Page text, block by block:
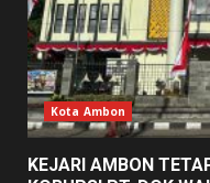
Kota Ambon
KEJARI AMBON